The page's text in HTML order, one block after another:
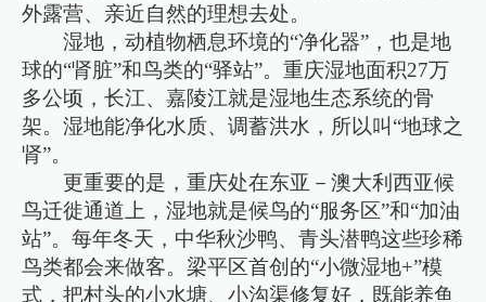
外露营、亲近自然的理想去处。
湿地，动植物栖息环境的“净化器”，也是地
球的“肾脏”和鸟类的“驿站”。重庆湿地面积27万
多公顷，长江、嘉陵江就是湿地生态系统的骨
架。湿地能净化水质、调蓄洪水，所以叫“地球之
肾”。
更重要的是，重庆处在东亚－澳大利西亚候
鸟迁徙通道上，湿地就是候鸟的“服务区”和“加油
站”。每年冬天，中华秋沙鸭、青头潜鸭这些珍稀
鸟类都会来做客。梁平区首创的“小微湿地+”模
式，把村头的小水塘、小沟渠修复好，既能养鱼